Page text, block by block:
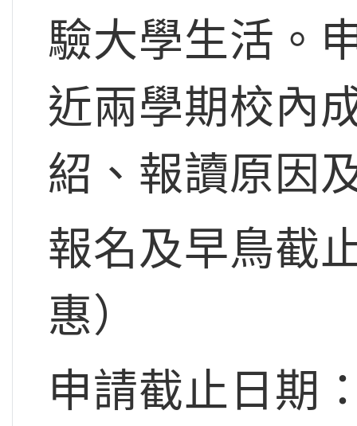
驗大學生活。
近兩學期校內
紹、報讀原因
報名及早鳥截
惠）
申請截止日期